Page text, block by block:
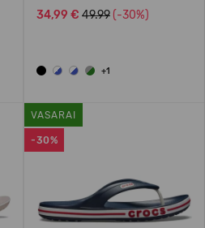
34,99 € 49.99 (-30%)
+1
-30%
VASARAI